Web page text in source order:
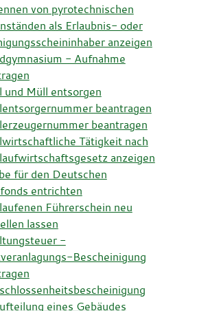
von pyrotechnischen
als Erlaubnis- oder
anzeigen
- Aufnahme
und Müll entsorgen
beantragen
beantragen
Tätigkeit nach
anzeigen
für den Deutschen
entrichten
Führerschein neu
lassen
-
Bescheinigung
eines Gebäudes